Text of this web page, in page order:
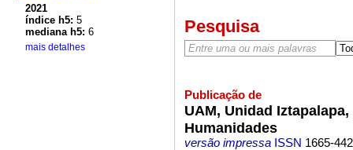
2021
índice h5: 5
mediana h5: 6
mais detalhes
Pesquisa
Publicação de
UAM, Unidad
Humanidades
versão impressaISSN 1665-